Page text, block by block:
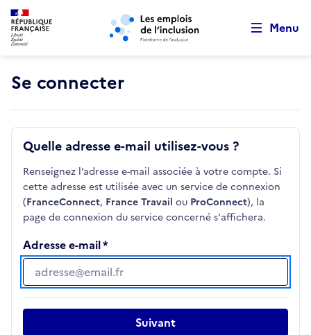
Aller au menu principal Aller au contenu principal
Menu
Se connecter
Quelle adresse e-mail utilisez-vous ?
Renseignez l’adresse e-mail associée à votre compte. Si
cette adresse est utilisée avec un service de connexion
(FranceConnect, France Travail ou ProConnect), la
page de connexion du service concerné s'affichera.
Adresse e-mail
Adresse e-mail
Suivant
Retour au début de la page
Panneau de gestion des cookies